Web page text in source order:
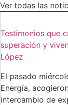
Ver todas las
Testimonios que
superación y
López
El pasado
Energía,
intercambio de